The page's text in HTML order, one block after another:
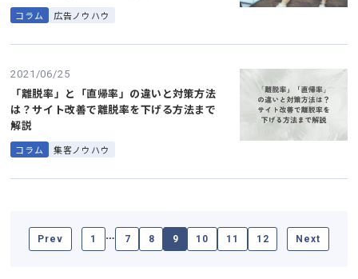
コラム 広告ノウハウ
2021/06/25
「離脱率」と「直帰率」の違いと対策方法
は？サイト改善で離脱率を下げる方法まで
解説
コラム 集客ノウハウ
Prev 1 … 7 8 9 10 11 12 Next